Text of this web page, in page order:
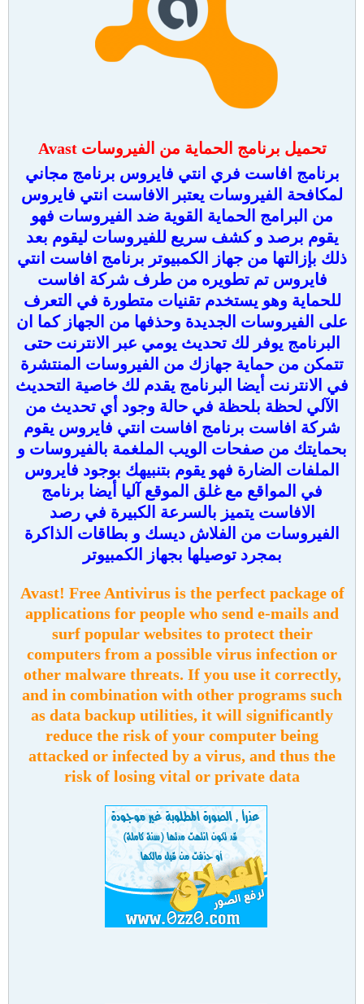
تحميل برنامج الحماية من الفيروسات Avast
برنامج افاست فري انتي فايروس برنامج مجاني
لمكافحة الفيروسات يعتبر الافاست انتي فايروس
من البرامج الحماية القوية ضد الفيروسات فهو
يقوم برصد و كشف سريع للفيروسات ليقوم بعد
ذلك بإزالتها من جهاز الكمبيوتر برنامج افاست انتي
فايروس تم تطويره من طرف شركة افاست
للحماية وهو يستخدم تقنيات متطورة في التعرف
على الفيروسات الجديدة وحذفها من الجهاز كما ان
البرنامج يوفر لك تحديث يومي عبر الانترنت حتى
تتمكن من حماية جهازك من الفيروسات المنتشرة
في الانترنت أيضا البرنامج يقدم لك خاصية التحديث
الآلي لحظة بلحظة في حالة وجود أي تحديث من
شركة افاست برنامج افاست انتي فايروس يقوم
بحمايتك من صفحات الويب الملغمة بالفيروسات و
الملفات الضارة فهو يقوم بتنبيهك بوجود فايروس
في المواقع مع غلق الموقع آليا أيضا برنامج
الافاست يتميز بالسرعة الكبيرة في رصد
الفيروسات من الفلاش ديسك و بطاقات الذاكرة
بمجرد توصيلها بجهاز الكمبيوتر
Avast! Free Antivirus is the perfect package of
applications for people who send e-mails and
surf popular websites to protect their
computers from a possible virus infection or
other malware threats. If you use it correctly,
and in combination with other programs such
as data backup utilities, it will significantly
reduce the risk of your computer being
attacked or infected by a virus, and thus the
risk of losing vital or private data